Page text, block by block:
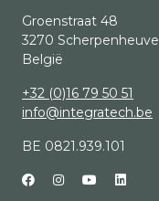
Groenstraat 48
3270 Scherpenheuvel
België
+32 (0)16 79 50 51
info@integratech.be
BE 0821.939.101